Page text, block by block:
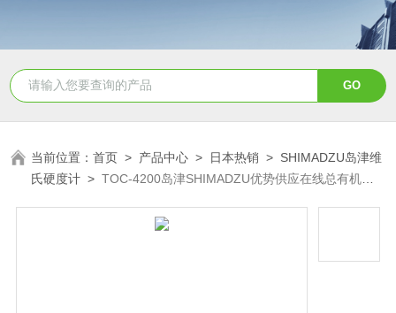
当前位置：首页 > 产品中心 > 日本热销 > SHIMADZU岛津维
氏硬度计 >TOC-4200岛津SHIMADZU优势供应在线总有机碳